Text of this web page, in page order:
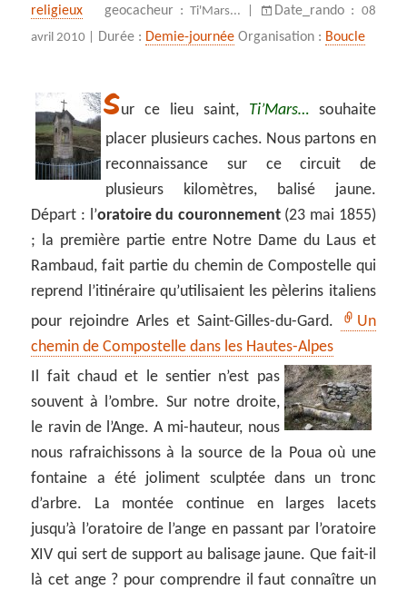
religieux
geocacheur :Ti'Mars... | Date_rando : 08
avril 2010 |
Durée : Demie-journée Organisation : Boucle
Sur ce lieu saint, Ti’Mars…souhaite
placer plusieurs caches. Nous partons en
reconnaissance sur ce circuit de
plusieurs kilomètres, balisé jaune.
Départ : l’oratoire du couronnement(23 mai 1855)
; la première partie entre Notre Dame du Laus et
Rambaud, fait partie du chemin de Compostelle qui
reprend l’itinéraire qu’utilisaient les pèlerins italiens
pour rejoindre Arles et Saint-Gilles-du-Gard.
Un
chemin de Compostelle dans les Hautes-Alpes
Il fait chaud et le sentier n’est pas
souvent à l’ombre. Sur notre droite,
le ravin de l’Ange. A mi-hauteur, nous
nous rafraichissons à la source de la Poua où une
fontaine a été joliment sculptée dans un tronc
d’arbre. La montée continue en larges lacets
jusqu’à l’oratoire de l’ange en passant par l’oratoire
XIV qui sert de support au balisage jaune. Que fait-il
là cet ange ? pour comprendre il faut connaître un